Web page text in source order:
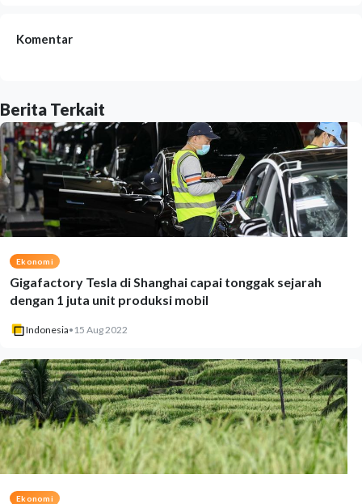
Komentar
Berita Terkait
Ekonomi
Gigafactory Tesla di Shanghai capai tonggak sejarah
dengan 1 juta unit produksi mobil
Indonesia• 15 Aug 2022
Ekonomi